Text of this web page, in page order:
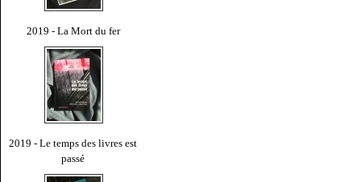
2019 - La Mort du fer
2019 - Le temps des livres est
passé